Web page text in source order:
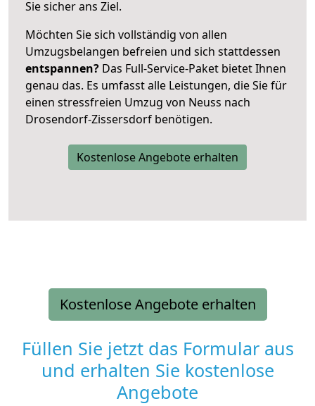
Sie sicher ans Ziel.
Möchten Sie sich vollständig von allen
Umzugsbelangen befreien und sich stattdessen
entspannen? Das Full-Service-Paket bietet Ihnen
genau das. Es umfasst alle Leistungen, die Sie für
einen stressfreien Umzug von Neuss nach
Drosendorf-Zissersdorf benötigen.
Kostenlose Angebote erhalten
Kostenlose Angebote erhalten
Füllen Sie jetzt das Formular aus
und erhalten Sie kostenlose
Angebote